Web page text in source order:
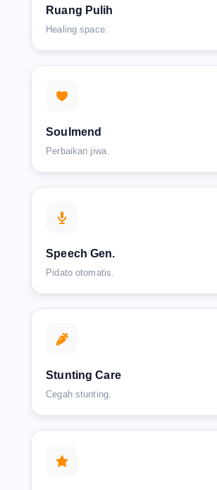
Ruang Pulih
Healing space.
Soulmend
Perbaikan jiwa.
Speech Gen.
Pidato otomatis.
Stunting Care
Cegah stunting.